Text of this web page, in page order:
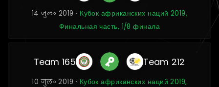
14 जुल॰ 2019 · Кубок африканских наций 2019,
Финальная часть, 1/8 финала
Team 165 Team 212
10 जुल॰ 2019 · Кубок африканских наций 2019,